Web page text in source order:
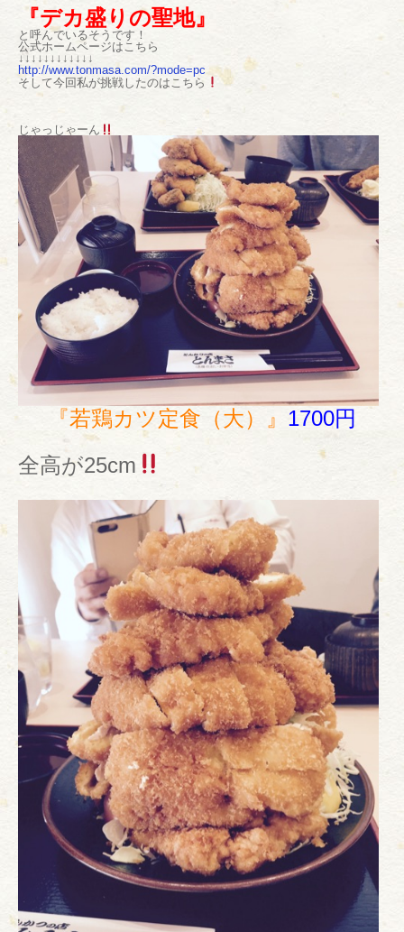
『デカ盛りの聖地』
と呼んでいるそうです！
公式ホームページはこちら
↓↓↓↓↓↓↓↓↓↓↓↓
http://www.tonmasa.com/?mode=pc
そして今回私が挑戦したのはこちら
じゃっじゃーん
『若鶏カツ定食（大）』 1700円
全高が25cm